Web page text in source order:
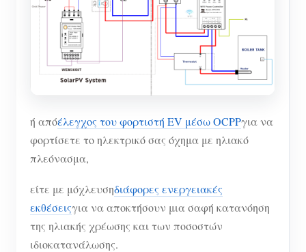
ή απόέλεγχος του φορτιστή EV μέσω OCPPγια να
φορτίσετε το ηλεκτρικό σας όχημα με ηλιακό
πλεόνασμα,
είτε με μόχλευσηδιάφορες ενεργειακές
εκθέσειςγια να αποκτήσουν μια σαφή κατανόηση
της ηλιακής χρέωσης και των ποσοστών
ιδιοκατανάλωσης.